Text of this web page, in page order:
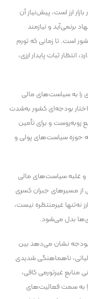
ارز است، پیش‌نیاز آن
برنمی‌آید و نیازمند
است. تا زمانی که تورم
ثبات پایدار ارزی،
را به سیاست‌های مالی
بودجه‌ای کشور به‌شدت
و برای تأمین
به حوزه سیاست‌های پولی و
و غلبه سیاست‌های مالی
از مسیر‌های جبران کسری
نه‌تنها غیرمنتظره نیست،
بدل می‌شود.
بودجه نشان می‌دهد بین
ناهماهنگی شدیدی
غیرتورمی کافی،
به سمت فعالیت‌های